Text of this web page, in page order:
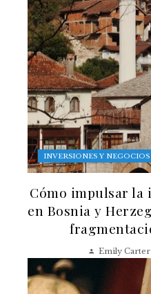
INVERSIONES Y NEGOCIOS
Cómo impulsar la
en Bosnia y
Emily Carter